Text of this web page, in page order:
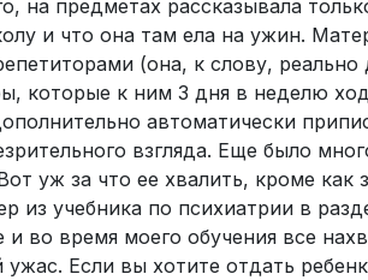
на предметах рассказывала
и что она там ела на ужин.
(она, к слову,
которые к ним 3 дня в неделю
автоматически
взгляда. Еще было
уж за что ее хвалить, кроме
из учебника по психиатрии в
и во время моего обучения все
ужас. Если вы хотите отдать